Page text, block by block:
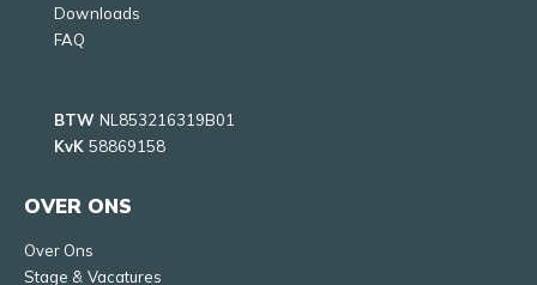
Downloads
FAQ
BTW NL853216319B01
KvK 58869158
OVER ONS
Over Ons
Stage & Vacatures